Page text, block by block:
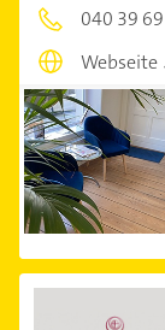
040 39
Webseite